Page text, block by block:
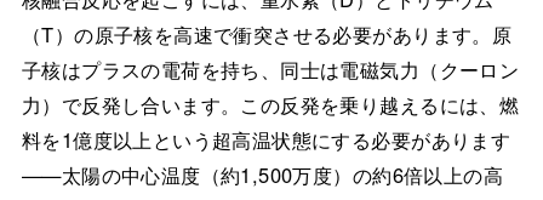
（T）の原子核を高速で衝突させる必要があります。原
子核はプラスの電荷を持ち、同士は電磁気力（クーロン
力）で反発し合います。この反発を乗り越えるには、燃
料を1億度以上という超高温状態にする必要があります
——太陽の中心温度（約1,500万度）の約6倍以上の高